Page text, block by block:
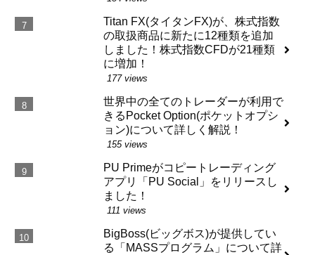
Titan FX(タイタンFX)が、株式指数
の取扱商品に新たに12種類を追加
しました！株式指数CFDが21種類
に増加！
177 views
世界中の全てのトレーダーが利用で
きるPocket Option(ポケットオプシ
ョン)について詳しく解説！
155 views
PU Primeがコピートレーディング
アプリ「PU Social」をリリースし
ました！
111 views
BigBoss(ビッグボス)が提供してい
る「MASSプログラム」について詳